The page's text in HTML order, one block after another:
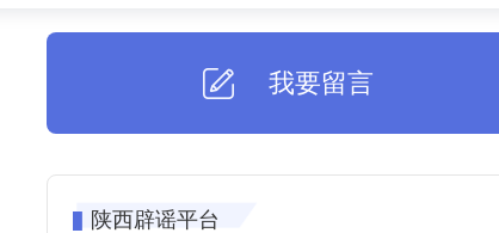
我要留言
陕西辟谣平台